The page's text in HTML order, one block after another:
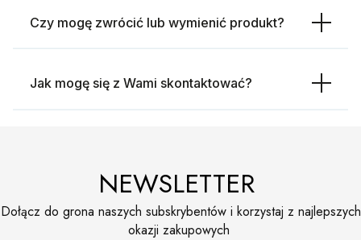
Czy mogę zwrócić lub wymienić produkt?
Jak mogę się z Wami skontaktować?
NEWSLETTER
Dołącz do grona naszych subskrybentów i korzystaj z najlepszych
okazji zakupowych